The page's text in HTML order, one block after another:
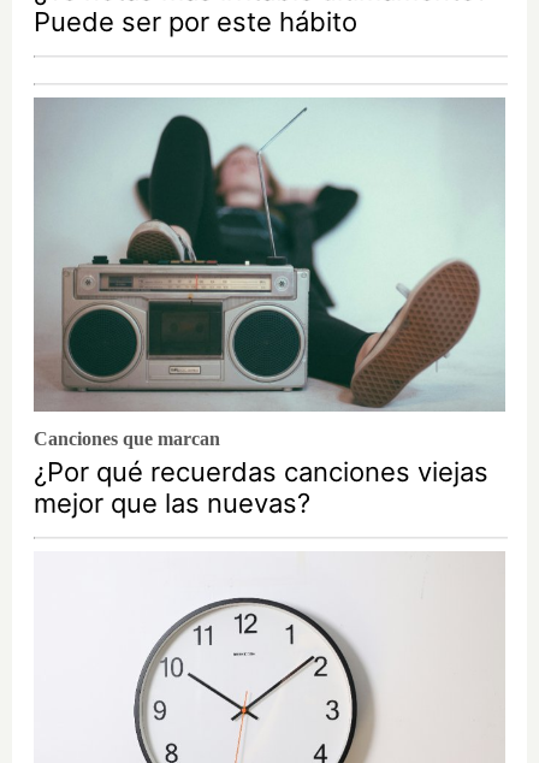
Puede ser por este hábito
Canciones que marcan
¿Por qué recuerdas canciones viejas
mejor que las nuevas?